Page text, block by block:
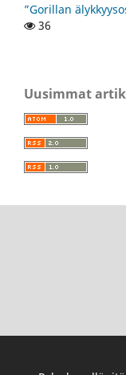
”Gorillan
36
Uusimmat